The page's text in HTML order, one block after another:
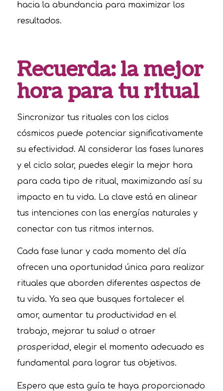
hacia la abundancia para maximizar los
resultados.
Recuerda: la mejor
hora para tu ritual
Sincronizar tus rituales con los ciclos
cósmicos puede potenciar significativamente
su efectividad. Al considerar las fases lunares
y el ciclo solar, puedes elegir la mejor hora
para cada tipo de ritual, maximizando así su
impacto en tu vida. La clave está en alinear
tus intenciones con las energías naturales y
conectar con tus ritmos internos.
Cada fase lunar y cada momento del día
ofrecen una oportunidad única para realizar
rituales que aborden diferentes aspectos de
tu vida. Ya sea que busques fortalecer el
amor, aumentar tu productividad en el
trabajo, mejorar tu salud o atraer
prosperidad, elegir el momento adecuado es
fundamental para lograr tus objetivos.
Espero que esta guía te haya proporcionado